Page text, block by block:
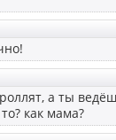
а ты
как мама?